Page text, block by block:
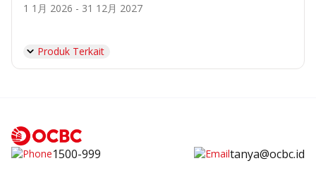
1 1月 2026 - 31 12月 2027
Produk Terkait
1500-999 tanya@ocbc.id